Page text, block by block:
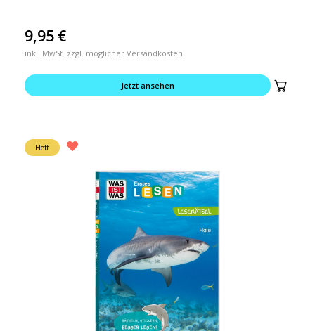
9,95 €
inkl. MwSt. zzgl. möglicher Versandkosten
Jetzt ansehen
Heft